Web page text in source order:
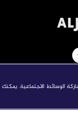
الوسائط الاجتماعية.